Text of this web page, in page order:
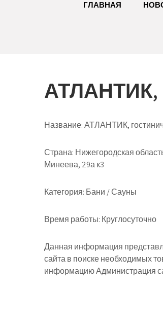
ГЛАВНАЯ
Название:АТЛАНТИК,
Страна: Нижегородская
Минеева, 29а к3
Категория: Бани / Сауны
Время работы: Круглосуточно
Данная информация
сайта в поиске необходимых
информацию Администрация